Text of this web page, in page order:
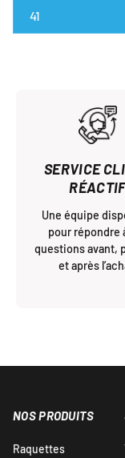
41
SERVICE
Une équipe
pour répondre
questions avant,
et après
NOS PRODUITS
Raquettes